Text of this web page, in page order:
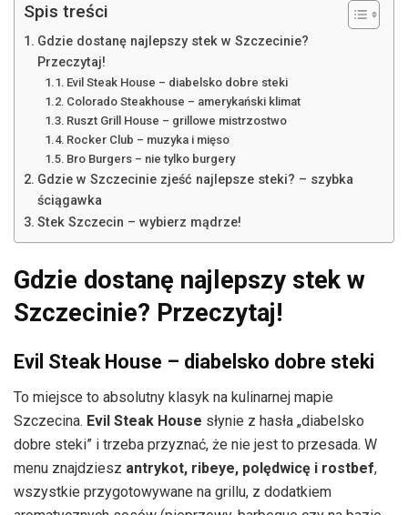
Spis treści
Gdzie dostanę najlepszy stek w Szczecinie?
Przeczytaj!
Evil Steak House – diabelsko dobre steki
Colorado Steakhouse – amerykański klimat
Ruszt Grill House – grillowe mistrzostwo
Rocker Club – muzyka i mięso
Bro Burgers – nie tylko burgery
Gdzie w Szczecinie zjeść najlepsze steki? – szybka
ściągawka
Stek Szczecin – wybierz mądrze!
Gdzie dostanę najlepszy stek w
Szczecinie? Przeczytaj!
Evil Steak House – diabelsko dobre steki
To miejsce to absolutny klasyk na kulinarnej mapie
Szczecina. Evil Steak House słynie z hasła „diabelsko
dobre steki” i trzeba przyznać, że nie jest to przesada. W
menu znajdziesz antrykot, ribeye, polędwicę i rostbef,
wszystkie przygotowywane na grillu, z dodatkiem